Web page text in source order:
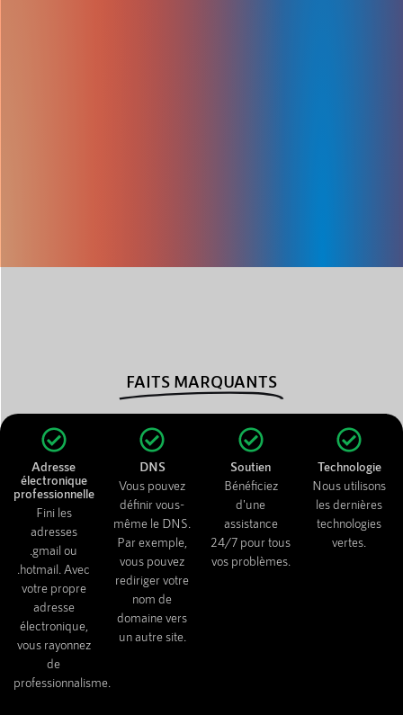
Adresse
électronique
professionnelle
Fini les
adresses
.gmail ou
.hotmail. Avec
votre propre
adresse
électronique,
vous rayonnez
de
professionnalisme.
DNS
Vous pouvez
définir vous-
même le DNS.
Par exemple,
vous pouvez
rediriger votre
nom de
domaine vers
un autre site.
Soutien
Bénéficiez
d'une
assistance
24/7 pour tous
vos problèmes.
Technologie
Nous utilisons
les dernières
technologies
vertes.
FAITS MARQUANTS